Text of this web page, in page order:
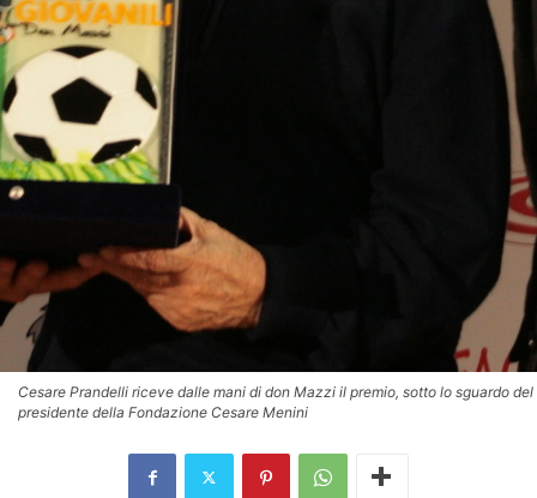
Cesare Prandelli riceve dalle mani di don Mazzi il premio, sotto lo sguardo del
presidente della Fondazione Cesare Menini